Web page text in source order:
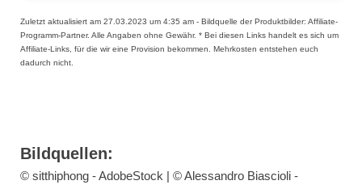
Zuletzt aktualisiert am 27.03.2023 um 4:35 am - Bildquelle der Produktbilder: Affiliate-
Programm-Partner. Alle Angaben ohne Gewähr. * Bei diesen Links handelt es sich um
Affiliate-Links, für die wir eine Provision bekommen. Mehrkosten entstehen euch
dadurch nicht.
Bildquellen:
© sitthiphong - AdobeStock | © Alessandro Biascioli -